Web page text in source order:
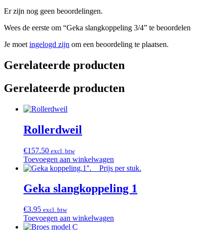
Er zijn nog geen beoordelingen.
Wees de eerste om “Geka slangkoppeling 3/4” te beoordelen
Je moet ingelogd zijn om een beoordeling te plaatsen.
Gerelateerde producten
Gerelateerde producten
Rollerdweil
€157.50 excl. btw
Toevoegen aan winkelwagen
Geka slangkoppeling 1
€3.95 excl. btw
Toevoegen aan winkelwagen